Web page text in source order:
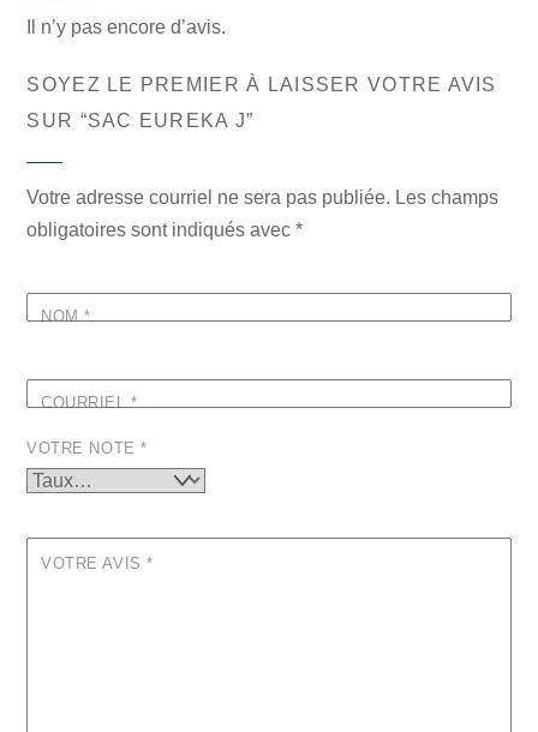
Il n’y pas encore d’avis.
SOYEZ LE PREMIER À LAISSER VOTRE AVIS
SUR “SAC EUREKA J”
Votre adresse courriel ne sera pas publiée. Les champs
obligatoires sont indiqués avec*
NOM*
COURRIEL*
VOTRE NOTE*
VOTRE AVIS*